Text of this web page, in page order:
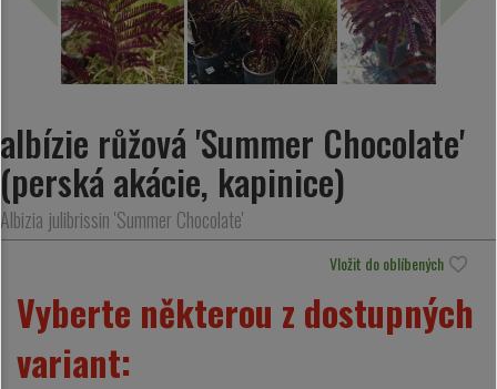
albízie růžová 'Summer Chocolate'
(perská akácie, kapinice)
Albizia julibrissin 'Summer Chocolate'
Vložit do oblíbených
Vyberte některou z dostupných
variant: